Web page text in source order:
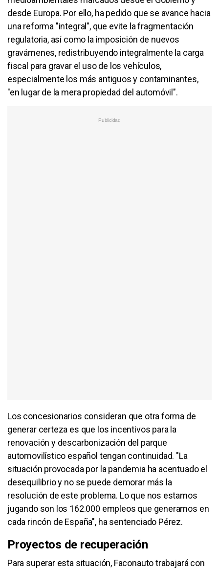
desde Europa. Por ello, ha pedido que se avance hacia
una reforma "integral", que evite la fragmentación
regulatoria, así como la imposición de nuevos
gravámenes, redistribuyendo integralmente la carga
fiscal para gravar el uso de los vehículos,
especialmente los más antiguos y contaminantes,
"en lugar de la mera propiedad del automóvil".
Los concesionarios consideran que otra forma de
generar certeza es que los incentivos para la
renovación y descarbonización del parque
automovilístico español tengan continuidad. "La
situación provocada por la pandemia ha acentuado el
desequilibrio y no se puede demorar más la
resolución de este problema. Lo que nos estamos
jugando son los 162.000 empleos que generamos en
cada rincón de España", ha sentenciado Pérez.
Proyectos de recuperación
Para superar esta situación, Faconauto trabajará con